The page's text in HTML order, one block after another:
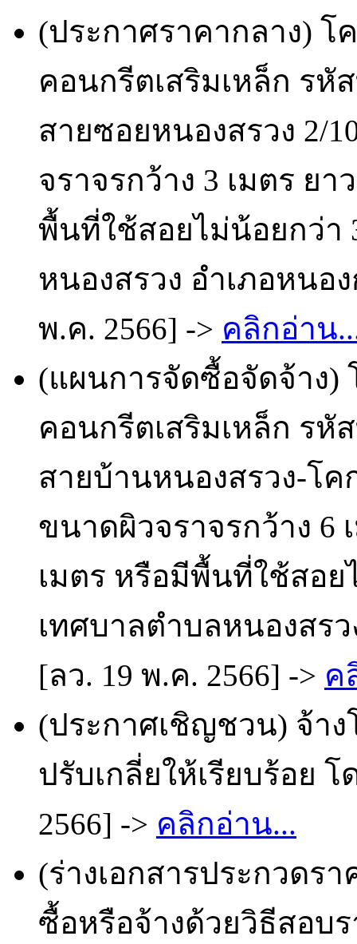
(ประกาศราคากลาง) โ
คอนกรีตเสริมเหล็ก รหั
สายซอยหนองสรวง 2/
จราจรกว้าง 3 เมตร ยา
พื้นที่ใช้สอยไม่น้อยกว่า
หนองสรวง อำเภอหนอ
พ.ค. 2566] -> คลิกอ่าน
(แผนการจัดซื้อจัดจ้าง)
คอนกรีตเสริมเหล็ก รหั
สายบ้านหนองสรวง-โ
ขนาดผิวจราจรกว้าง 6
เมตร หรือมีพื้นที่ใช้สอย
เทศบาลตำบลหนองสร
[ลว. 19 พ.ค. 2566] -> ค
(ประกาศเชิญชวน) จ้า
ปรับเกลี่ยให้เรียบร้อย
2566] -> คลิกอ่าน...
(ร่างเอกสารประกวดรา
ซื้อหรือจ้างด้วยวิธีสอบ